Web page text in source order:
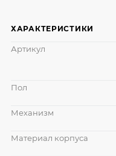
ХАРАКТЕРИСТИКИ
Артикул
Пол
Механизм
Материал корпуса